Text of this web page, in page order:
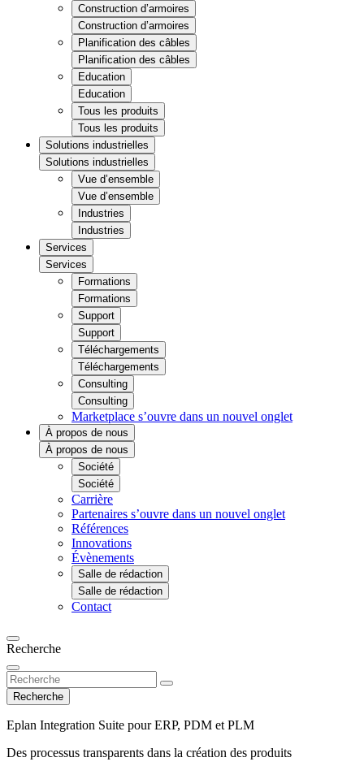
Construction d’armoires
Construction d’armoires
Planification des câbles
Planification des câbles
Education
Education
Tous les produits
Tous les produits
Solutions industrielles
Solutions industrielles
Vue d’ensemble
Vue d’ensemble
Industries
Industries
Services
Services
Formations
Formations
Support
Support
Téléchargements
Téléchargements
Consulting
Consulting
Marketplace s’ouvre dans un nouvel onglet
À propos de nous
À propos de nous
Société
Société
Carrière
Partenaires s’ouvre dans un nouvel onglet
Références
Innovations
Évènements
Salle de rédaction
Salle de rédaction
Contact
Recherche
Recherche
Eplan Integration Suite pour ERP, PDM et PLM
Des processus transparents dans la création des produits